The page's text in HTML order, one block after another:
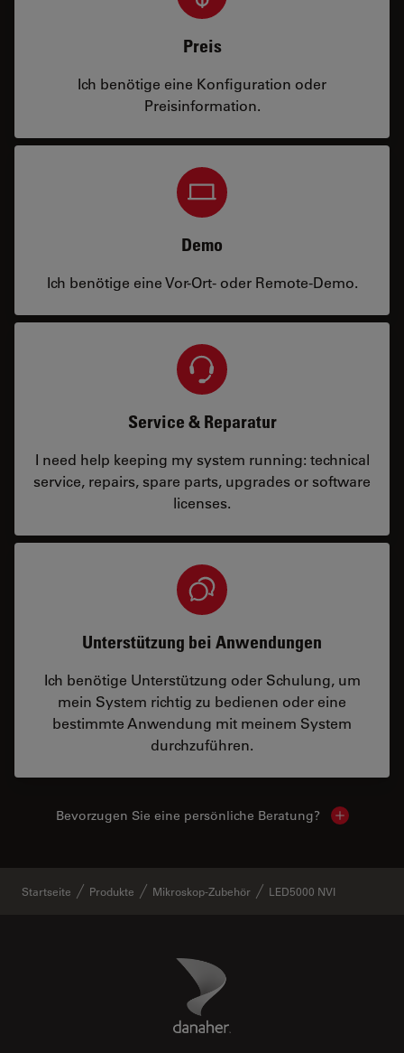
Preis
Ich benötige eine Konfiguration oder
Preisinformation.
Demo
Ich benötige eine Vor-Ort- oder Remote-Demo.
Service & Reparatur
I need help keeping my system running: technical
service, repairs, spare parts, upgrades or software
licenses.
Unterstützung bei Anwendungen
Ich benötige Unterstützung oder Schulung, um
mein System richtig zu bedienen oder eine
bestimmte Anwendung mit meinem System
durchzuführen.
Bevorzugen Sie eine persönliche Beratung? Show
Startseite Produkte Mikroskop-Zubehör LED5000 NVI
Danaher Logo